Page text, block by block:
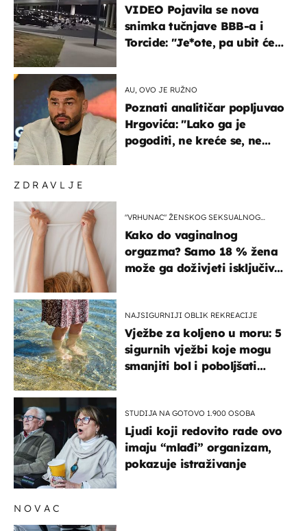
ZDRAVLJE
"VRHUNAC" ŽENSKOG SEKSUALNOG
Kako do vaginalnog
orgazma? Samo 18 % žena
može ga doživjeti isključivo
NAJSIGURNIJI OBLIK REKREACIJE
Vježbe za koljeno u moru: 5
sigurnih vježbi koje mogu
smanjiti bol i poboljšati
STUDIJA NA GOTOVO 1.900 OSOBA
Ljudi koji redovito rade ovo
imaju “mlađi” organizam,
pokazuje istraživanje
VIDEO Pojavila se nova
snimka tučnjave BBB-a i
Torcide: "Je*ote, pa ubit će
AU, OVO JE RUŽNO
Poznati analitičar popljuvao
Hrgovića: "Lako ga je
pogoditi, ne kreće se, ne
NOVAC